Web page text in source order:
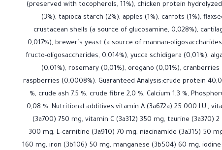
(preserved with tocopherols, 11%), chicken protein
(3%), tapioca starch (2%), apples (1%), carrots (1%),
crustacean shells (a source of glucosamine, 0,028%),
0,017%), brewer´s yeast (a source of mannan-
fructo-oligosaccharides, 0,014%), yucca schidigera (0,01%),
(0,01%), rosemary (0,01%), oregano (0,01%),
raspberries (0,0008%). Guaranteed Analysis:crude protein
%, crude ash 7,5 %, crude fibre 2,0 %, Calcium 1,3 %,
0,08 %. Nutritional additives:vitamin A (3a672a) 25 000 I.U.,
(3a700) 750 mg, vitamin C (3a312) 350 mg, taurine (3a370)
300 mg, L-carnitine (3a910) 70 mg, niacinamide (3a315) 50
160 mg, iron (3b106) 50 mg, manganese (3b504) 60 mg,